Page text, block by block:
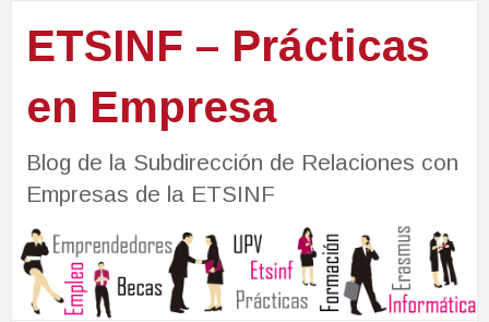
ETSINF – Prácticas
en Empresa
Blog de la Subdirección de Relaciones con
Empresas de la ETSINF